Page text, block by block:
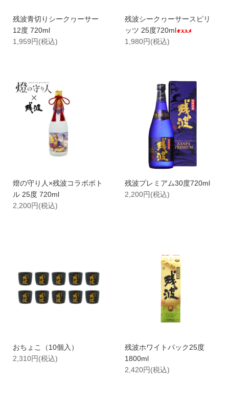
残波青切りシークヮーサー
12度 720ml
1,959円(税込)
残波シークヮーサースピリ
ッツ 25度720ml
1,980円(税込)
燈の守り人×残波コラボボト
ル 25度 720ml
2,200円(税込)
残波プレミアム30度720ml
2,200円(税込)
おちょこ（10個入）
2,310円(税込)
残波ホワイトパック25度
1800ml
2,420円(税込)